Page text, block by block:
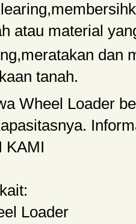
atau material
dan
tanah.
Wheel Loader
KAMI
Loader